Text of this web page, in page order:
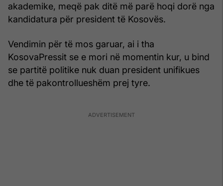
akademike, meqë pak ditë më parë hoqi dorë nga
kandidatura për president të Kosovës.
Vendimin për të mos garuar, ai i tha
KosovaPressit se e mori në momentin kur, u bind
se partitë politike nuk duan president unifikues
dhe të pakontrollueshëm prej tyre.